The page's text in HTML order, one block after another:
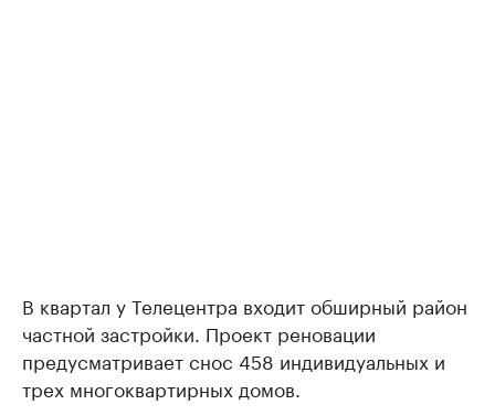
В квартал у Телецентра входит обширный район
частной застройки. Проект реновации
предусматривает снос 458 индивидуальных и
трех многоквартирных домов.